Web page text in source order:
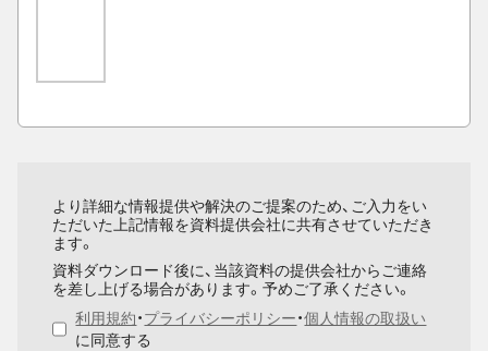
より詳細な情報提供や解決のご提案のため、ご入力をい
ただいた上記情報を資料提供会社に共有させていただき
ます。
資料ダウンロード後に、当該資料の提供会社からご連絡
を差し上げる場合があります。予めご了承ください。
利用規約・プライバシーポリシー・個人情報の取扱い
に同意する